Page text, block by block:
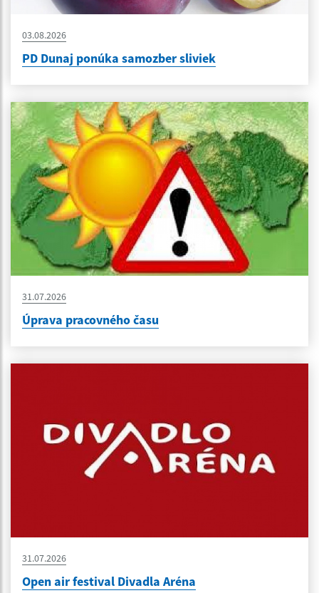
03.08.2026
PD Dunaj ponúka samozber sliviek
31.07.2026
Úprava pracovného času
31.07.2026
Open air festival Divadla Aréna